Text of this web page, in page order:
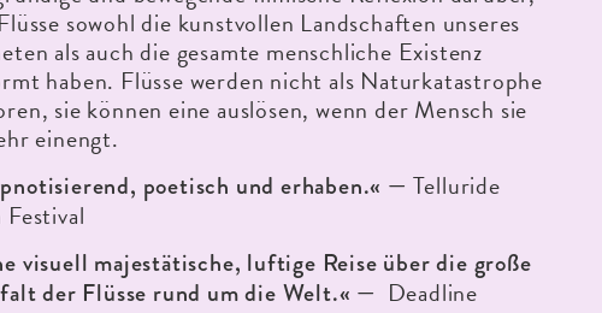
sowohl die kunstvollen Landschaften unseres
als auch die gesamte menschliche Existenz
haben. Flüsse werden nicht als Naturkatastrophe
sie können eine auslösen, wenn der Mensch sie
einengt.
poetisch und erhaben.« — Telluride
Festival
visuell majestätische, luftige Reise über die große
der Flüsse rund um die Welt.« — Deadline